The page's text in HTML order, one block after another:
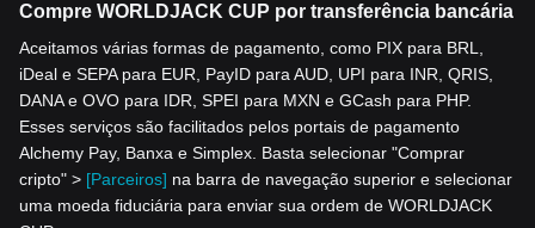
Compre WORLDJACK CUP por transferência bancária
Aceitamos várias formas de pagamento, como PIX para BRL,
iDeal e SEPA para EUR, PayID para AUD, UPI para INR, QRIS,
DANA e OVO para IDR, SPEI para MXN e GCash para PHP.
Esses serviços são facilitados pelos portais de pagamento
Alchemy Pay, Banxa e Simplex. Basta selecionar "Comprar
cripto" > [Parceiros] na barra de navegação superior e selecionar
uma moeda fiduciária para enviar sua ordem de WORLDJACK